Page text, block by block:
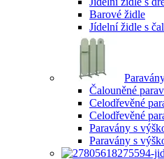
Barové židle
Jídelní židle s
Čalouněné
Celodřevěné
Celodřevěné
Paravány s
Paravány s